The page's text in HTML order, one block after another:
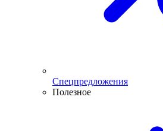
Спецпредложения
Полезное